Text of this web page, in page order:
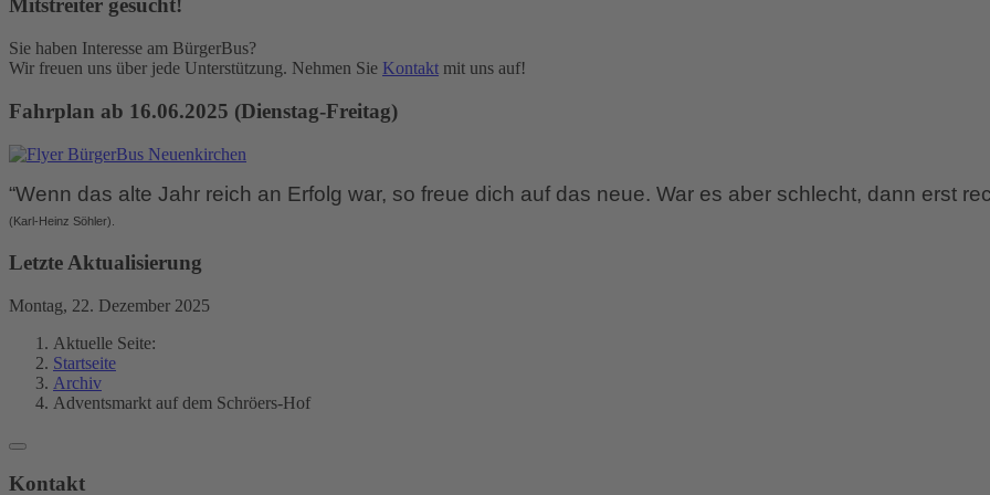
Mitstreiter gesucht!
Sie haben Interesse am BürgerBus?
Wir freuen uns über jede Unterstützung. Nehmen Sie Kontakt mit uns auf!
Fahrplan ab 16.06.2025 (Dienstag-Freitag)
“Wenn das alte Jahr reich an Erfolg war, so freue dich auf das neue. War es aber schlecht, dann erst
(Karl-Heinz Söhler).
Letzte Aktualisierung
Montag, 22. Dezember 2025
Aktuelle Seite:
Startseite
Archiv
Adventsmarkt auf dem Schröers-Hof
Kontakt